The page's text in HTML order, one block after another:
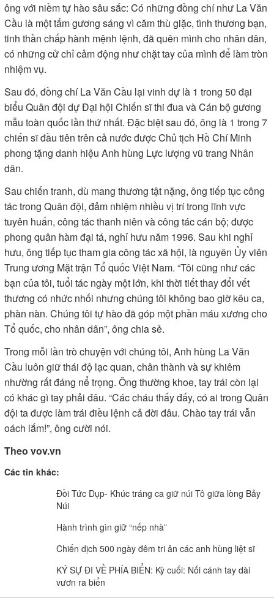
ông với niềm tự hào sâu sắc: Có những đồng chí như La Văn
Cầu là một tấm gương sáng vì căm thù giặc, tình thương bạn,
tinh thần chấp hành mệnh lệnh, đã quên mình cho nhân dân,
có những cử chỉ cảm động như chặt tay của mình để làm tròn
nhiệm vụ.
Sau đó, đồng chí La Văn Cầu lại vinh dự là 1 trong 50 đại
biểu Quân đội dự Đại hội Chiến sĩ thi đua và Cán bộ gương
mẫu toàn quốc lần thứ nhất. Đặc biệt sau đó, ông là 1 trong 7
chiến sĩ đầu tiên trên cả nước được Chủ tịch Hồ Chí Minh
phong tặng danh hiệu Anh hùng Lực lượng vũ trang Nhân
dân.
Sau chiến tranh, dù mang thương tật nặng, ông tiếp tục công
tác trong Quân đội, đảm nhiệm nhiều vị trí trong lĩnh vực
tuyên huấn, công tác thanh niên và công tác cán bộ; được
phong quân hàm đại tá, nghỉ hưu năm 1996. Sau khi nghỉ
hưu, ông tiếp tục tham gia công tác xã hội, là nguyên Ủy viên
Trung ương Mặt trận Tổ quốc Việt Nam. “Tôi cũng như các
bạn của tôi, tuổi tác ngày một lớn, khi thời tiết thay đổi vết
thương có nhức nhối nhưng chúng tôi không bao giờ kêu ca,
phàn nàn. Chúng tôi tự hào đã góp một phần máu xương cho
Tổ quốc, cho nhân dân”, ông chia sẻ.
Trong mỗi lần trò chuyện với chúng tôi, Anh hùng La Văn
Cầu luôn giữ thái độ lạc quan, chân thành và sự khiêm
nhường rất đáng nể trọng. Ông thường khoe, tay trái còn lại
có khác gì tay phải đâu. “Các cháu thấy đấy, có ai trong Quân
đội ta được làm trái điều lệnh cả đời đâu. Chào tay trái vẫn
oách lắm!”, ông cười nói.
Theo vov.vn
Các tin khác:
Đồi Tức Dụp- Khúc tráng ca giữ núi Tô giữa lòng Bảy
Núi
Hành trình gìn giữ “nếp nhà”
Chiến dịch 500 ngày đêm tri ân các anh hùng liệt sĩ
KÝ SỰ ĐI VỀ PHÍA BIỂN: Kỳ cuối: Nối cánh tay dài
vươn ra biển